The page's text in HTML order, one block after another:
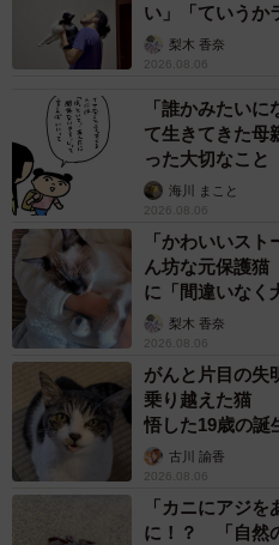
きくやから突然「レンタル振
で、お話をいただいて、ぜひ
と、入舟寮副施設長の芝嵜和
入舟寮には、これまでもいろ
あり、地域の方々の協力を得
回、近隣エリアのお店からの
たと言います。
高校卒業後、職を得て施設を
は子どもの状況もさまざまで
る子も増加。18歳を超えても
ようになっています。
「ただ、進学する子は学費の
い」「ていうか
梨木 香奈
2026.08.06
「誰かみたい
て生きてきた
った大切なこと
海川 まこと
2026.08.06
「かわいいス
ん坊な元保護
に「間違いなく
梨木 香奈
2026.08.06
がんと片目の失
乗り越えた猫
悟した19歳の誕
古川 諭香
2026.08.06
「カニにアジ
に！？ 「自然